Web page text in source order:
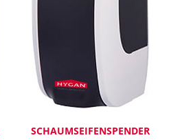
SCHAUMSEIFENSPENDER